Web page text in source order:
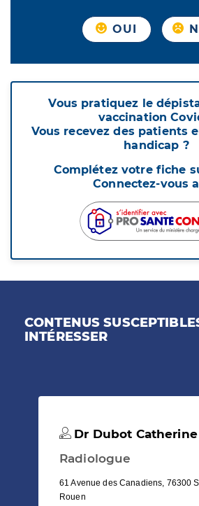
OUI
Vous pratiquez le
vaccination
Vous recevez des patients
handicap ?
Complétez votre fiche
Connectez-vous
CONTENUS
INTÉRESSER
Dr Dubot Catherine
Radiologue
61 Avenue des Canadiens, 76300
Rouen